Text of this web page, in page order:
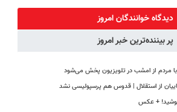
(پرسش‌نامه)
((پرسش‌نامه))
دیدگاه خوانندگان امروز
پر بیننده‌ترین خبر امروز
مردم از امشب در تلویزیون پخش می‌شود
از استقلال | قدوس هم پرسپولیسی نشد
پوشید‍! + عکس